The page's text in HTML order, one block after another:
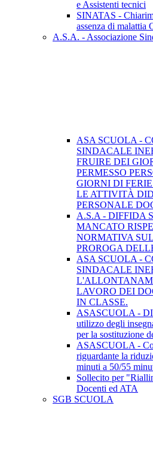
e Assistenti tecnici
SINATAS -
assenza di malattia
A.S.A. - Associazione
ASA SCUOLA -
SINDACALE
FRUIRE DEI
PERMESSO
GIORNI DI
LE ATTIVITÀ
PERSONALE
A.S.A - DIFFIDA
MANCATO
NORMATIVA
PROROGA
ASA SCUOLA -
SINDACALE
LAVORO DEI
IN CLASSE.
ASASCUOLA -
utilizzo degli
per la sostituzione
ASASCUOLA -
riguardante la
minuti a 50/55
Sollecito per
Docenti ed ATA
SGB SCUOLA